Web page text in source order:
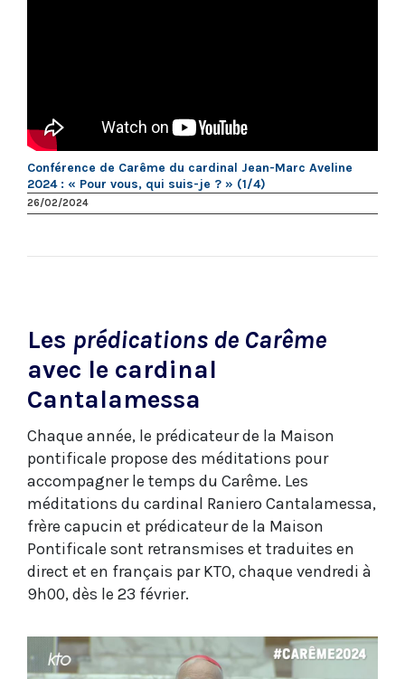
Conférence de Carême du cardinal Jean-Marc Aveline
2024 : « Pour vous, qui suis-je ? » (1/4)
26/02/2024
Les prédications de Carême
avec le cardinal
Cantalamessa
Chaque année, le prédicateur de la Maison
pontificale propose des méditations pour
accompagner le temps du Carême. Les
méditations du cardinal Raniero Cantalamessa,
frère capucin et prédicateur de la Maison
Pontificale sont retransmises et traduites en
direct et en français par KTO, chaque vendredi à
9h00, dès le 23 février.